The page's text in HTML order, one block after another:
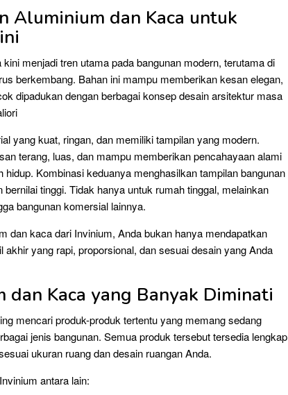
Aluminium dan Kaca untuk
menjadi tren utama pada bangunan modern, terutama di
berkembang. Bahan ini mampu memberikan kesan elegan,
dipadukan dengan berbagai konsep desain arsitektur masa
yang kuat, ringan, dan memiliki tampilan yang modern.
terang, luas, dan mampu memberikan pencahayaan alami
hidup. Kombinasi keduanya menghasilkan tampilan bangunan
tinggi. Tidak hanya untuk rumah tinggal, melainkan
bangunan komersial lainnya.
dan kaca dari Invinium, Anda bukan hanya mendapatkan
akhir yang rapi, proporsional, dan sesuai desain yang Anda
dan Kaca yang Banyak Diminati
mencari produk-produk tertentu yang memang sedang
jenis bangunan. Semua produk tersebut tersedia lengkap
ukuran ruang dan desain ruangan Anda.
antara lain: